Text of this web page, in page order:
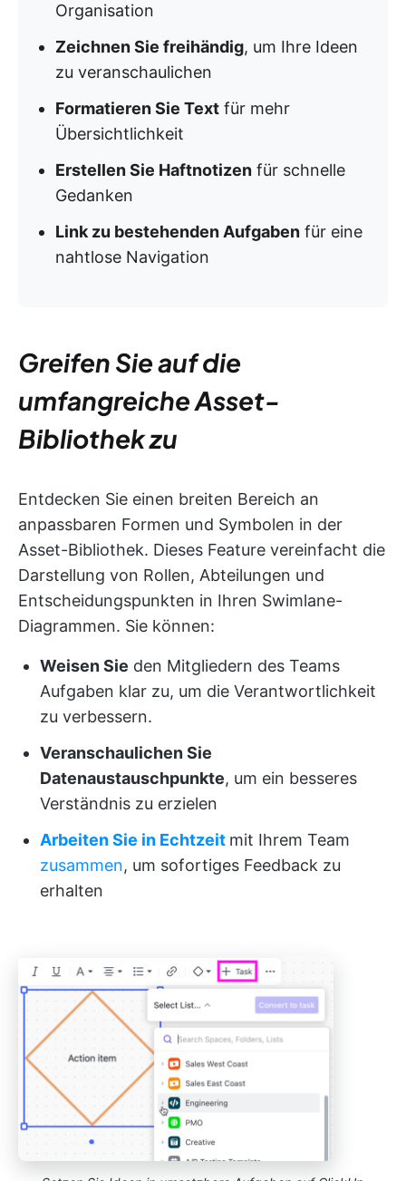
Organisation
Zeichnen Sie freihändig, um Ihre Ideen
zu veranschaulichen
Formatieren Sie Text für mehr
Übersichtlichkeit
Erstellen Sie Haftnotizen für schnelle
Gedanken
Link zu bestehenden Aufgaben für eine
nahtlose Navigation
Greifen Sie auf die
umfangreiche Asset-
Bibliothek zu
Entdecken Sie einen breiten Bereich an
anpassbaren Formen und Symbolen in der
Asset-Bibliothek. Dieses Feature vereinfacht die
Darstellung von Rollen, Abteilungen und
Entscheidungspunkten in Ihren Swimlane-
Diagrammen. Sie können:
Weisen Sie den Mitgliedern des Teams
Aufgaben klar zu, um die Verantwortlichkeit
zu verbessern.
Veranschaulichen Sie
Datenaustauschpunkte, um ein besseres
Verständnis zu erzielen
Arbeiten Sie in Echtzeit mit Ihrem Team
zusammen, um sofortiges Feedback zu
erhalten